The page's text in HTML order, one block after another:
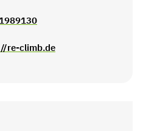
re-climb.de